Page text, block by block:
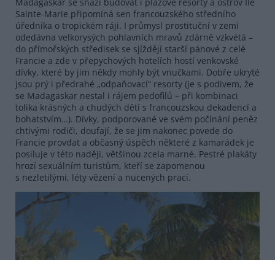
Madagaskar se snaží budovat i plážové resorty a ostrov Île
Sainte-Marie připomíná sen francouzského středního
úředníka o tropickém ráji. I průmysl prostituční v zemi
odedávna velkorysých pohlavních mravů zdárně vzkvétá –
do přímořských středisek se sjíždějí starší pánové z celé
Francie a zde v přepychových hotelích hostí venkovské
dívky, které by jim někdy mohly být vnučkami. Dobře ukryté
jsou prý i předrahé „odpaňovací“ resorty (je s podivem, že
se Madagaskar nestal i rájem pedofilů – při kombinaci
tolika krásných a chudých dětí s francouzskou dekadencí a
bohatstvím…). Dívky, podporované ve svém počínání peněz
chtivými rodiči, doufají, že se jim nakonec povede do
Francie provdat a občasný úspěch některé z kamarádek je
posiluje v této naději, většinou zcela marné. Pestré plakáty
hrozí sexuálním turistům, kteří se zapomenou
s nezletilými, léty vězení a nucených prací.